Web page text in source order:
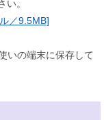
い。
／9.5MB]
いの端末に保存して